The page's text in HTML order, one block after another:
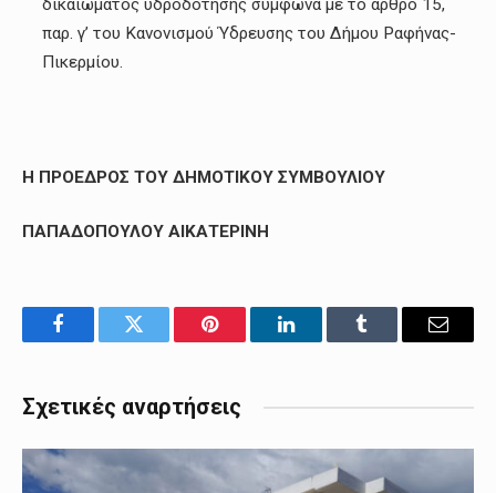
δικαιώματος υδροδότησης σύμφωνα με το άρθρο 15,
παρ. γ’ του Κανονισμού Ύδρευσης του Δήμου Ραφήνας-
Πικερμίου.
Η ΠΡΟΕΔΡΟΣ ΤΟΥ ΔΗΜΟΤΙΚΟΥ ΣΥΜΒΟΥΛΙΟΥ
ΠΑΠΑΔΟΠΟΥΛΟΥ ΑΙΚΑΤΕΡΙΝΗ
FacebookTwitter Pinterest LinkedInTumblr Email
Σχετικές αναρτήσεις